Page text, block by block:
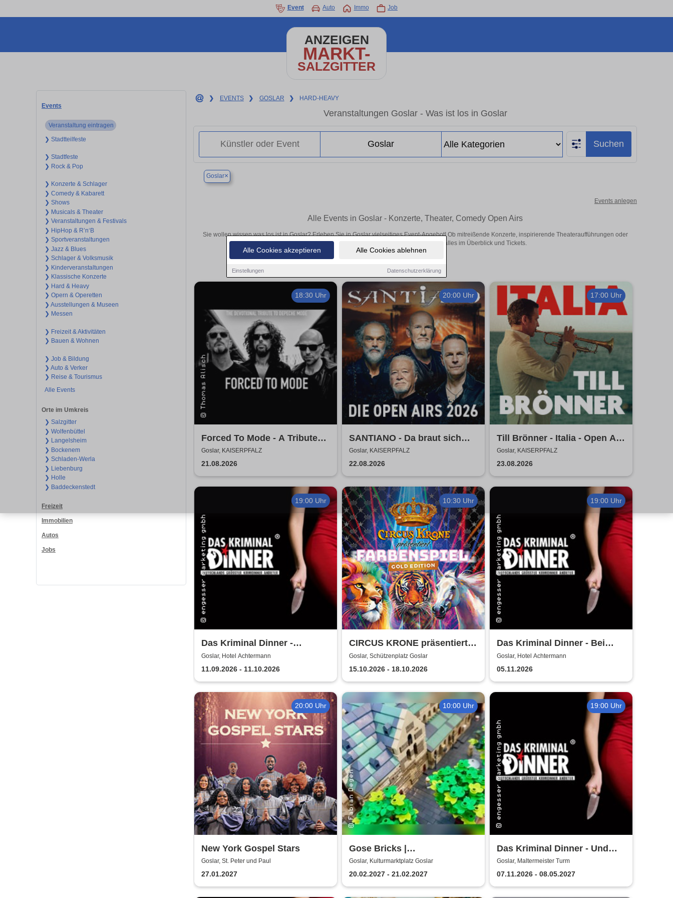
Alle Cookies akzeptieren Alle Cookies ablehnen
Einstellungen Datenschutzerklärung
Event Auto Immo Job
ANZEIGEN
MARKT-
SALZGITTER
Events
Veranstaltung eintragen
❯ Stadtteilfeste
❯ Stadtfeste
❯ Rock & Pop
❯ Konzerte & Schlager
❯ Comedy & Kabarett
❯ Shows
❯ Musicals & Theater
❯ Veranstaltungen & Festivals
❯ HipHop & R’n‘B
❯ Sportveranstaltungen
❯ Jazz & Blues
❯ Schlager & Volksmusik
❯ Kinderveranstaltungen
❯ Klassische Konzerte
❯ Hard & Heavy
❯ Opern & Operetten
❯ Ausstellungen & Museen
❯ Messen
❯ Freizeit & Aktivitäten
❯ Bauen & Wohnen
❯ Job & Bildung
❯ Auto & Verker
❯ Reise & Tourismus
Alle Events
Orte im Umkreis
❯ Salzgitter
❯ Wolfenbüttel
❯ Langelsheim
❯ Bockenem
❯ Schladen-Werla
❯ Liebenburg
❯ Holle
❯ Baddeckenstedt
Freizeit
Immobilien
Autos
Jobs
❯ EVENTS ❯ GOSLAR ❯ HARD-HEAVY
Veranstaltungen Goslar - Was ist los in Goslar
Suchen
Goslar×
Events anlegen
Alle Events in Goslar - Konzerte, Theater, Comedy Open Airs
Sie wollen wissen was los ist in Goslar? Erleben Sie in Goslar vielseitiges Event-Angebot! Ob mitreißende Konzerte, inspirierende Theateraufführungen oder
aufregende Veranstaltungen in Goslar – hier finden alles im Überblick und Tickets.
18:30 Uhr
Forced To Mode - A Tribute
To Depeche Mode
Goslar, KAISERPFALZ
21.08.2026
20:00 Uhr
SANTIANO - Da braut sich
was zusammen - Open Air
2026
Goslar, KAISERPFALZ
22.08.2026
17:00 Uhr
Till Brönner - Italia - Open Air
2026
Goslar, KAISERPFALZ
23.08.2026
19:00 Uhr
Das Kriminal Dinner -
Testament à la Carte
Goslar, Hotel Achtermann
11.09.2026 - 11.10.2026
10:30 Uhr
CIRCUS KRONE präsentiert
FARBENSPIEL - Gold Edition
| Goslar
Goslar, Schützenplatz Goslar
15.10.2026 - 18.10.2026
19:00 Uhr
Das Kriminal Dinner - Bei
Aussage: Mord!
Goslar, Hotel Achtermann
05.11.2026
20:00 Uhr
New York Gospel Stars
Goslar, St. Peter und Paul
27.01.2027
10:00 Uhr
Gose Bricks |
Kulturmarktplatz Goslar
Goslar, Kulturmarktplatz Goslar
20.02.2027 - 21.02.2027
19:00 Uhr
Das Kriminal Dinner - Und
raus bist du
Goslar, Maltermeister Turm
07.11.2026 - 08.05.2027